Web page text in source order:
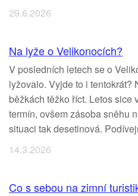
29.6.2026
Na lyže o Velikonocích?
V posledních letech se o
lyžovalo. Vyjde to i tentokrát?
běžkách těžko říct. Letos sice
termín, ovšem zásoba sněhu
situaci tak desetinová.
14.3.2026
Co s sebou na zimní